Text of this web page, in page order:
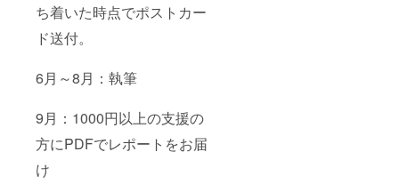
ち着いた時点でポストカー
ド送付。
6月～8月：執筆
9月：1000円以上の支援の
方にPDFでレポートをお届
け